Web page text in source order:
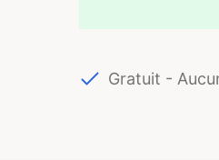
Gratuit -